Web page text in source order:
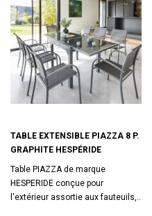
TABLE EXTENSIBLE PIAZZA 8 P.
GRAPHITE HESPÉRIDE
Table PIAZZA de marque
HESPERIDE conçue pour
l'extérieur assortie aux fauteuils,